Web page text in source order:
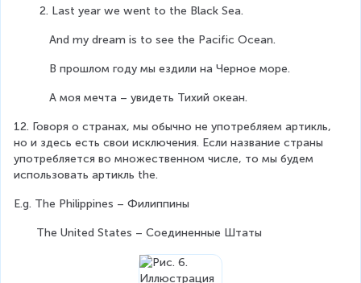
2. Last year we went to the Black Sea.
And my dream is to see the Pacific Ocean.
В прошлом году мы ездили на Черное море.
А моя мечта – увидеть Тихий океан.
12. Говоря о странах, мы обычно не употребляем артикль,
но и здесь есть свои исключения. Если название страны
употребляется во множественном числе, то мы будем
использовать артикль the.
E.g. The Philippines – Филиппины
The United States – Соединенные Штаты